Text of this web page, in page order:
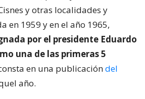
y otras localidades y
en 1959 y en el año 1965,
por el presidente Eduardo
una de las primeras 5
en una publicacióndel
año.